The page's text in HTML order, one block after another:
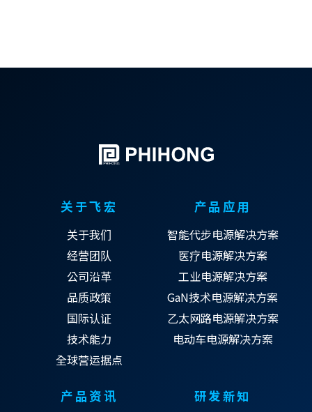
关于飞宏
关于我们
经营团队
公司沿革
品质政策
国际认证
技术能力
全球营运据点
产品应用
智能代步电源解决方案
医疗电源解决方案
工业电源解决方案
GaN技术电源解决方案
乙太网路电源解决方案
电动车电源解决方案
产品资讯 研发新知